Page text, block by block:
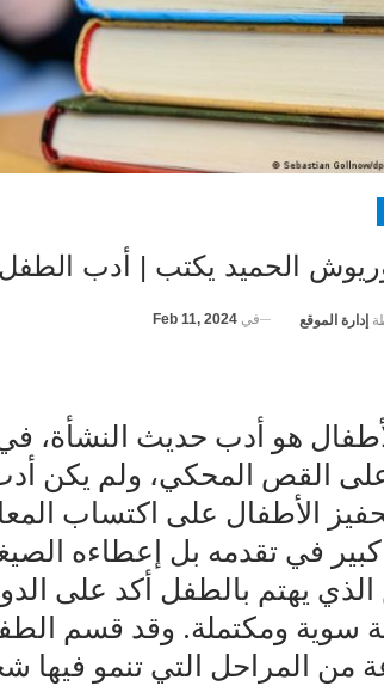
الحميد يكتب | أدب الطفل
إدارة الموقع في Feb 11, 2024
هو أدب حديث النشأة، في
على القص المحكي، ولم يكن
الأطفال على اكتساب
في تقدمه بل إعطاءه
يهتم بالطفل أكد على
سوية ومكتملة. وقد قسم
من المراحل التي تنمو فيها